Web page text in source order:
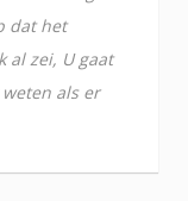
dat het
al zei, U gaat
als er